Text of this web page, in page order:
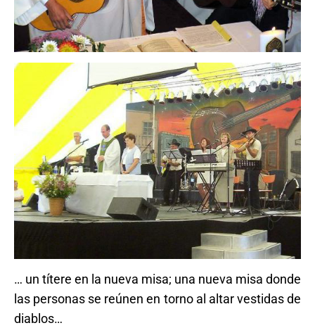
… un títere en la nueva misa; una nueva misa donde
las personas se reúnen en torno al altar vestidas de
diablos…